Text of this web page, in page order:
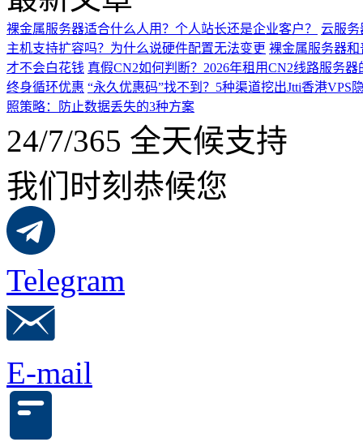
裸金属服务器适合什么人用？个人站长还是企业客户？
云服务
主机支持扩容吗？为什么说硬件配置无法变更 裸金属服务器
才不会白花钱 真假CN2如何判断？2026年租用CN2线路服务器
终身循环优惠 “永久优惠码”找不到？5种渠道挖出Jtti香港VPS
照策略：防止数据丢失的3种方案
24/7/365 全天候支持
我们时刻恭候您
Telegram
E-mail